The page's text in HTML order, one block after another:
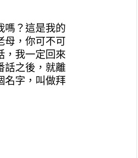
？這是我的
母，你可不可
，我一定回來
話之後，就離
名字，叫做拜